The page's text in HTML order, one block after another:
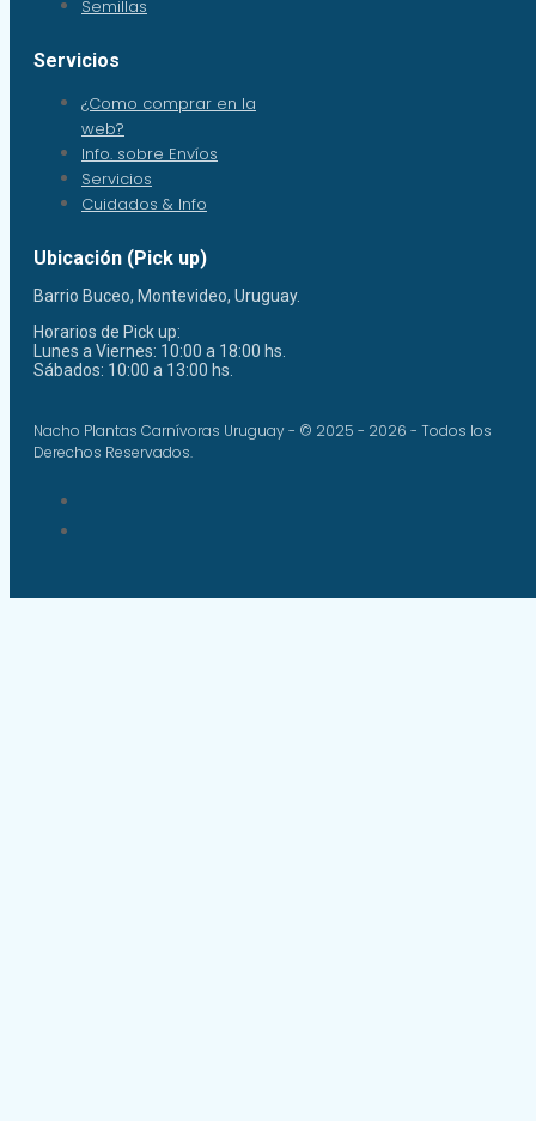
Semillas
Servicios
¿Como comprar en la
web?
Info. sobre Envíos
Servicios
Cuidados & Info
Ubicación (Pick up)
Barrio Buceo, Montevideo, Uruguay.
Horarios de Pick up:
Lunes a Viernes: 10:00 a 18:00 hs.
Sábados: 10:00 a 13:00 hs.
Nacho Plantas Carnívoras Uruguay - © 2025 - 2026 - Todos los
Derechos Reservados.